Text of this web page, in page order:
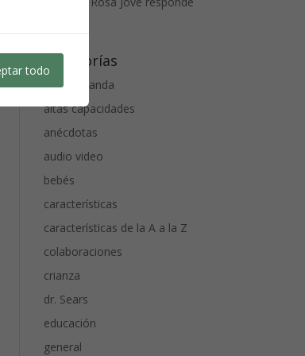
Categorías
alta demanda
altas capacidades
anécdotas
audio video
bebés
características
características de la A a la Z
colaboraciones
crianza
dr. Sears
educación
general
todo